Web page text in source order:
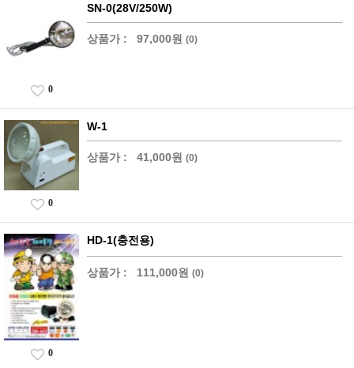
SN-0(28V/250W)
상품가 : 97,000원 (0)
0
W-1
상품가 : 41,000원 (0)
0
HD-1(충전용)
상품가 : 111,000원 (0)
0